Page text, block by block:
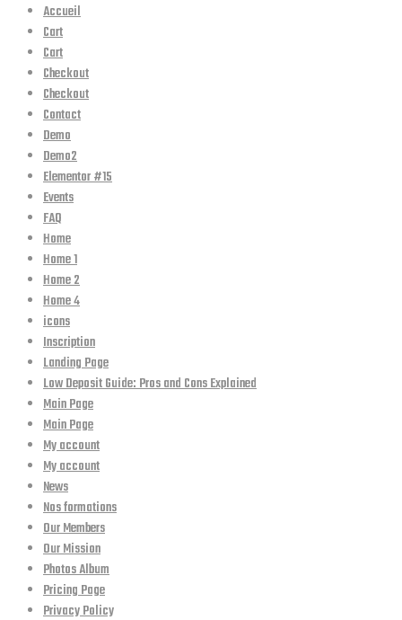
Accueil
Cart
Cart
Checkout
Checkout
Contact
Demo
Demo2
Elementor #15
Events
FAQ
Home
Home 1
Home 2
Home 4
icons
Inscription
Landing Page
Low Deposit Guide: Pros and Cons Explained
Main Page
Main Page
My account
My account
News
Nos formations
Our Members
Our Mission
Photos Album
Pricing Page
Privacy Policy